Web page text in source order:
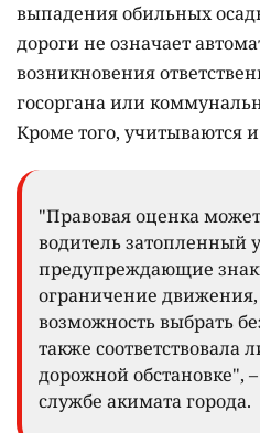
выпадения обильных
дороги не означает
возникновения
госоргана или
Кроме того, учитываются
"Правовая оценка
водитель затопленный
предупреждающие
ограничение
возможность выбрать
также соответствовала
дорожной обстановке",
службе акимата города.